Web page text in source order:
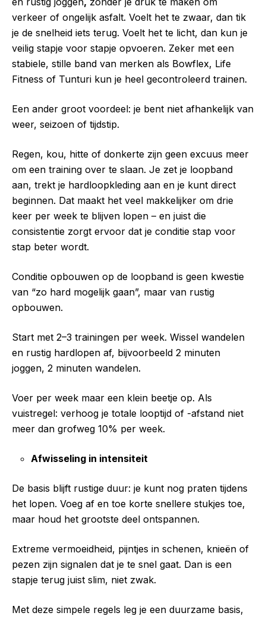
verkeer of ongelijk asfalt. Voelt het te zwaar, dan tik
je de snelheid iets terug. Voelt het te licht, dan kun je
veilig stapje voor stapje opvoeren. Zeker met een
stabiele, stille band van merken als Bowflex, Life
Fitness of Tunturi kun je heel gecontroleerd trainen.
Een ander groot voordeel: je bent niet afhankelijk van
weer, seizoen of tijdstip.
Regen, kou, hitte of donkerte zijn geen excuus meer
om een training over te slaan. Je zet je loopband
aan, trekt je hardloopkleding aan en je kunt direct
beginnen. Dat maakt het veel makkelijker om drie
keer per week te blijven lopen – en juist die
consistentie zorgt ervoor dat je conditie stap voor
stap beter wordt.
Conditie opbouwen op de loopband is geen kwestie
van “zo hard mogelijk gaan”, maar van rustig
opbouwen.
Start met 2–3 trainingen per week. Wissel wandelen
en rustig hardlopen af, bijvoorbeeld 2 minuten
joggen, 2 minuten wandelen.
Voer per week maar een klein beetje op. Als
vuistregel: verhoog je totale looptijd of -afstand niet
meer dan grofweg 10% per week.
Afwisseling in intensiteit
De basis blijft rustige duur: je kunt nog praten tijdens
het lopen. Voeg af en toe korte snellere stukjes toe,
maar houd het grootste deel ontspannen.
Extreme vermoeidheid, pijntjes in schenen, knieën of
pezen zijn signalen dat je te snel gaat. Dan is een
stapje terug juist slim, niet zwak.
Met deze simpele regels leg je een duurzame basis,